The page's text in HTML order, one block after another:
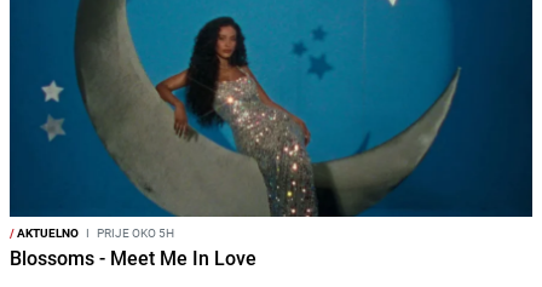
/AKTUELNO I PRIJE OKO 5H
Blossoms - Meet Me In Love